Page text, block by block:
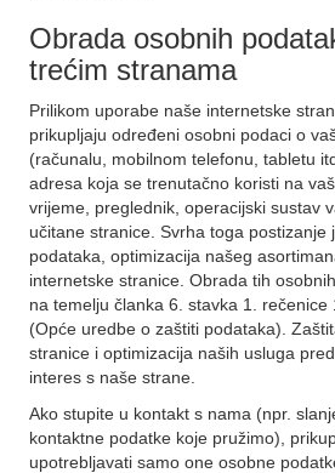
Obrada osobnih
trećim stranama
Prilikom uporabe naše internetske
prikupljaju određeni osobni podaci o
(računalu, mobilnom telefonu, tabletu
adresa koja se trenutačno koristi na
vrijeme, preglednik, operacijski sustav
učitane stranice. Svrha toga postizanje
podataka, optimizacija našeg
internetske stranice. Obrada tih
na temelju članka 6. stavka 1. rečenice
(Opće uredbe o zaštiti podataka).
stranice i optimizacija naših usluga
interes s naše strane.
Ako stupite u kontakt s nama (npr.
kontaktne podatke koje pružimo),
upotrebljavati samo one osobne